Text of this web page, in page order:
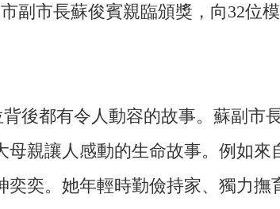
副市長蘇俊賓親臨頒獎，向32位
後都有令人動容的故事。蘇副市
親讓人感動的生命故事。例如來
奕。她年輕時勤儉持家、獨力撫